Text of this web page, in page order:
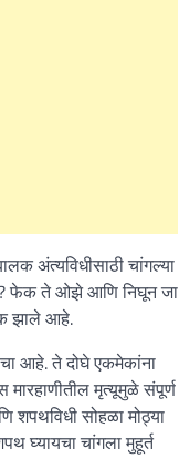
अंत्यविधीसाठी चांगल्या
? फेक ते ओझे आणि निघून जा
झाले आहे.
आहे. ते दोघे एकमेकांना
मृत्यूमुळे संपूर्ण
शपथविधी सोहळा मोठ्या
घ्यायचा चांगला मुहूर्त